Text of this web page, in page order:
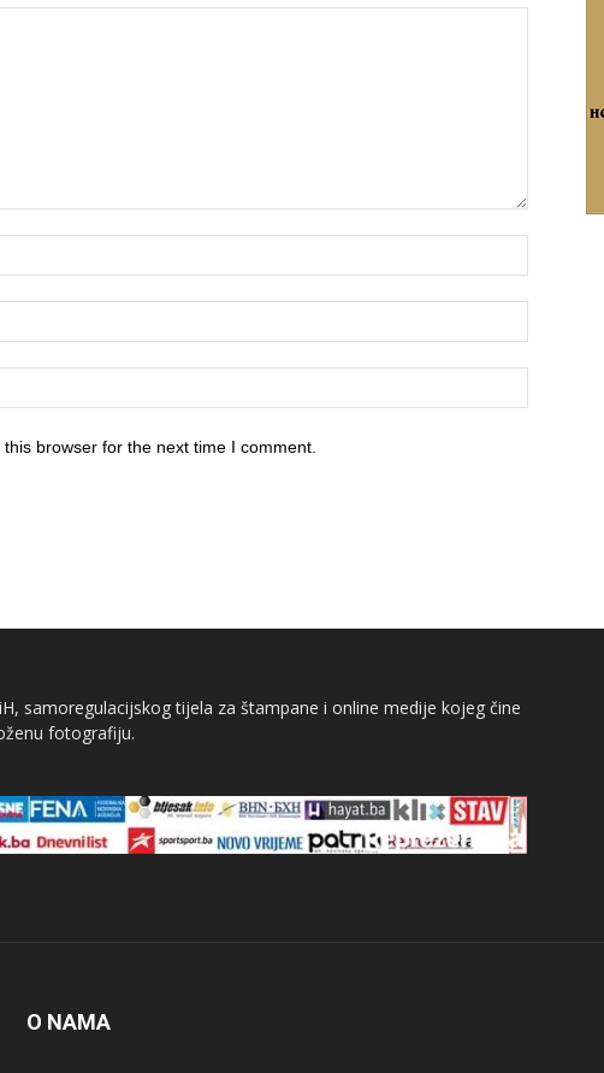
browser for the next time I comment.
samoregulacijskog tijela za štampane i online medije kojeg čine
fotografiju.
O NAMA